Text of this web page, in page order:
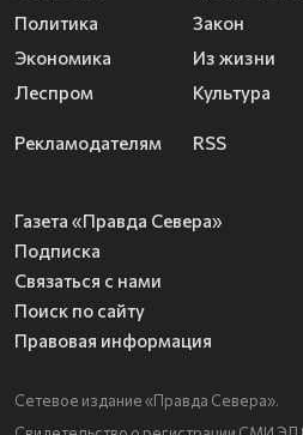
Политика
Экономика
Леспром
Закон
Из жизни
Культура
Рекламодателям RSS
Газета «Правда Севера»
Подписка
Связаться с нами
Поиск по сайту
Правовая информация
Сетевое издание «Правда Севера».